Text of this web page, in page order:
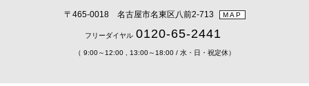
〒465-0018 名古屋市名東区八前2-713 MAP
フリーダイヤル 0120-65-2441
（ 9:00～12:00 , 13:00～18:00 / 水・日・祝定休）